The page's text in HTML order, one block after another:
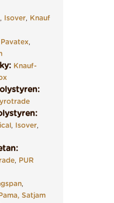
, Isover, Knauf
Pavatex,
Knauf-
, Isover,
, PUR
,
Satjam